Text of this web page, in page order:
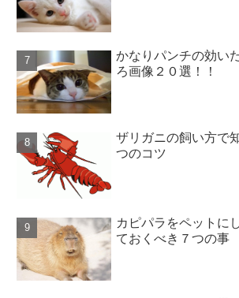
かなりパンチの効い
ろ画像２０選！！
ザリガニの飼い方で
つのコツ
カピパラをペットに
ておくべき７つの事